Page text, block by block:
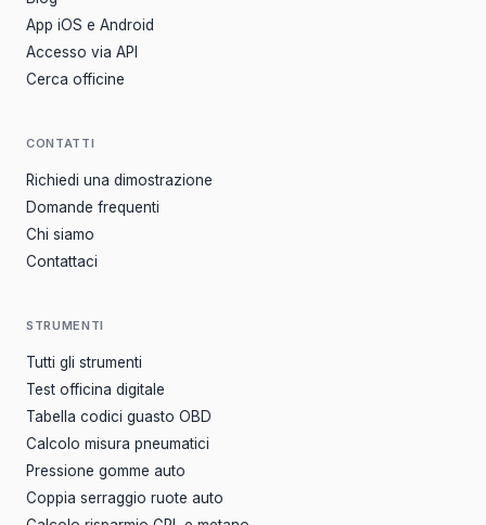
App iOS e Android
Accesso via API
Cerca officine
CONTATTI
Richiedi una dimostrazione
Domande frequenti
Chi siamo
Contattaci
STRUMENTI
Tutti gli strumenti
Test officina digitale
Tabella codici guasto OBD
Calcolo misura pneumatici
Pressione gomme auto
Coppia serraggio ruote auto